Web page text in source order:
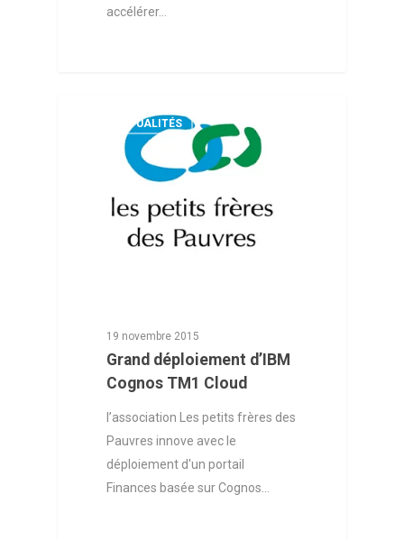
accélérer…
NOS ACTUALITÉS
19 novembre 2015
Grand déploiement d’IBM
Cognos TM1 Cloud
l’association Les petits frères des
Pauvres innove avec le
déploiement d'un portail
Finances basée sur Cognos…
Notre expertise
Nos clients
Actualités
ESSAI GRATUIT